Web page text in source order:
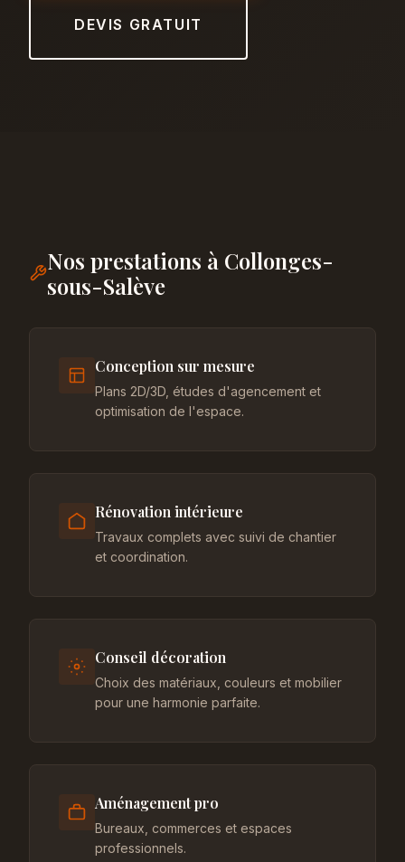
DEVIS GRATUIT
Nos prestations à Collonges-
sous-Salève
Conception sur mesure
Plans 2D/3D, études d'agencement et
optimisation de l'espace.
Rénovation intérieure
Travaux complets avec suivi de chantier
et coordination.
Conseil décoration
Choix des matériaux, couleurs et mobilier
pour une harmonie parfaite.
Aménagement pro
Bureaux, commerces et espaces
professionnels.